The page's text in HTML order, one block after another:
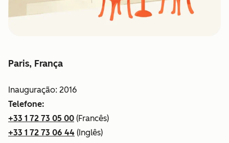
Paris, França
Inauguração: 2016
Telefone:
+33 1 72 73 05 00 (Francês)
+33 1 72 73 06 44 (Inglês)